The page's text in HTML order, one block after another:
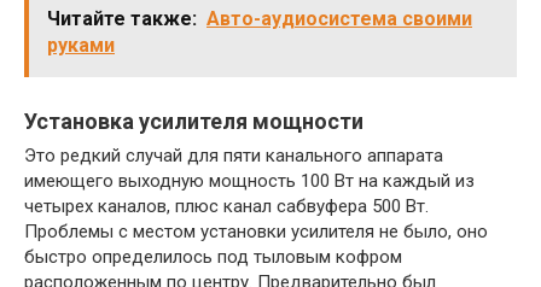
Читайте также: Авто-аудиосистема своими
руками
Установка усилителя мощности
Это редкий случай для пяти канального аппарата
имеющего выходную мощность 100 Вт на каждый из
четырех каналов, плюс канал сабвуфера 500 Вт.
Проблемы с местом установки усилителя не было, оно
быстро определилось под тыловым кофром
расположенным по центру. Предварительно был